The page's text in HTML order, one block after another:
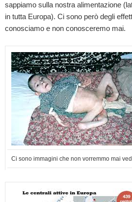
sappiamo sulla nostra alimentazione
in tutta Europa). Ci sono però degli
conosciamo e non conosceremo mai.
Ci sono immagini che non vorremmo mai